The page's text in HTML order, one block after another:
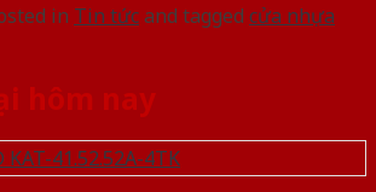
in Tin tứcand tagged cửa nhựa
hôm nay